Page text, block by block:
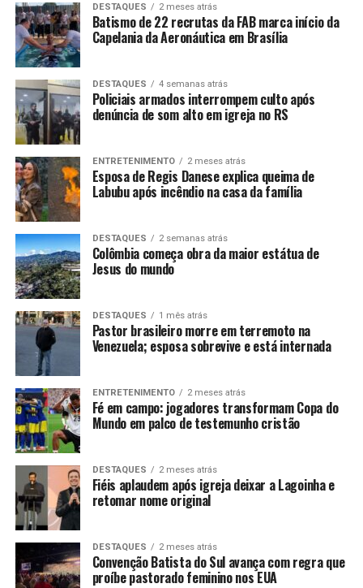
DESTAQUES 2 meses atrás
Batismo de 22 recrutas da FAB marca início da
Capelania da Aeronáutica em Brasília
DESTAQUES 4 semanas atrás
Policiais armados interrompem culto após
denúncia de som alto em igreja no RS
ENTRETENIMENTO 2 meses atrás
Esposa de Regis Danese explica queima de
Labubu após incêndio na casa da família
DESTAQUES 2 semanas atrás
Colômbia começa obra da maior estátua de
Jesus do mundo
DESTAQUES 1 mês atrás
Pastor brasileiro morre em terremoto na
Venezuela; esposa sobrevive e está internada
ENTRETENIMENTO 2 meses atrás
Fé em campo: jogadores transformam Copa do
Mundo em palco de testemunho cristão
DESTAQUES 2 meses atrás
Fiéis aplaudem após igreja deixar a Lagoinha e
retomar nome original
DESTAQUES 2 meses atrás
Convenção Batista do Sul avança com regra que
proíbe pastorado feminino nos EUA